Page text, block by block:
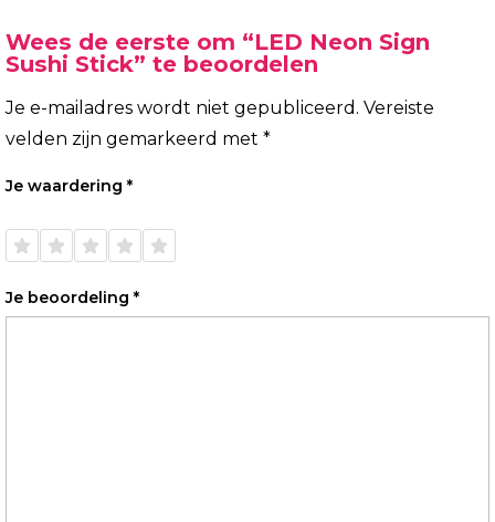
Wees de eerste om “LED Neon Sign
Sushi Stick” te beoordelen
Je e-mailadres wordt niet gepubliceerd. Vereiste
velden zijn gemarkeerd met *
Je waardering *
de 5
de 5
de 5
de 5
de 5
Je beoordeling *